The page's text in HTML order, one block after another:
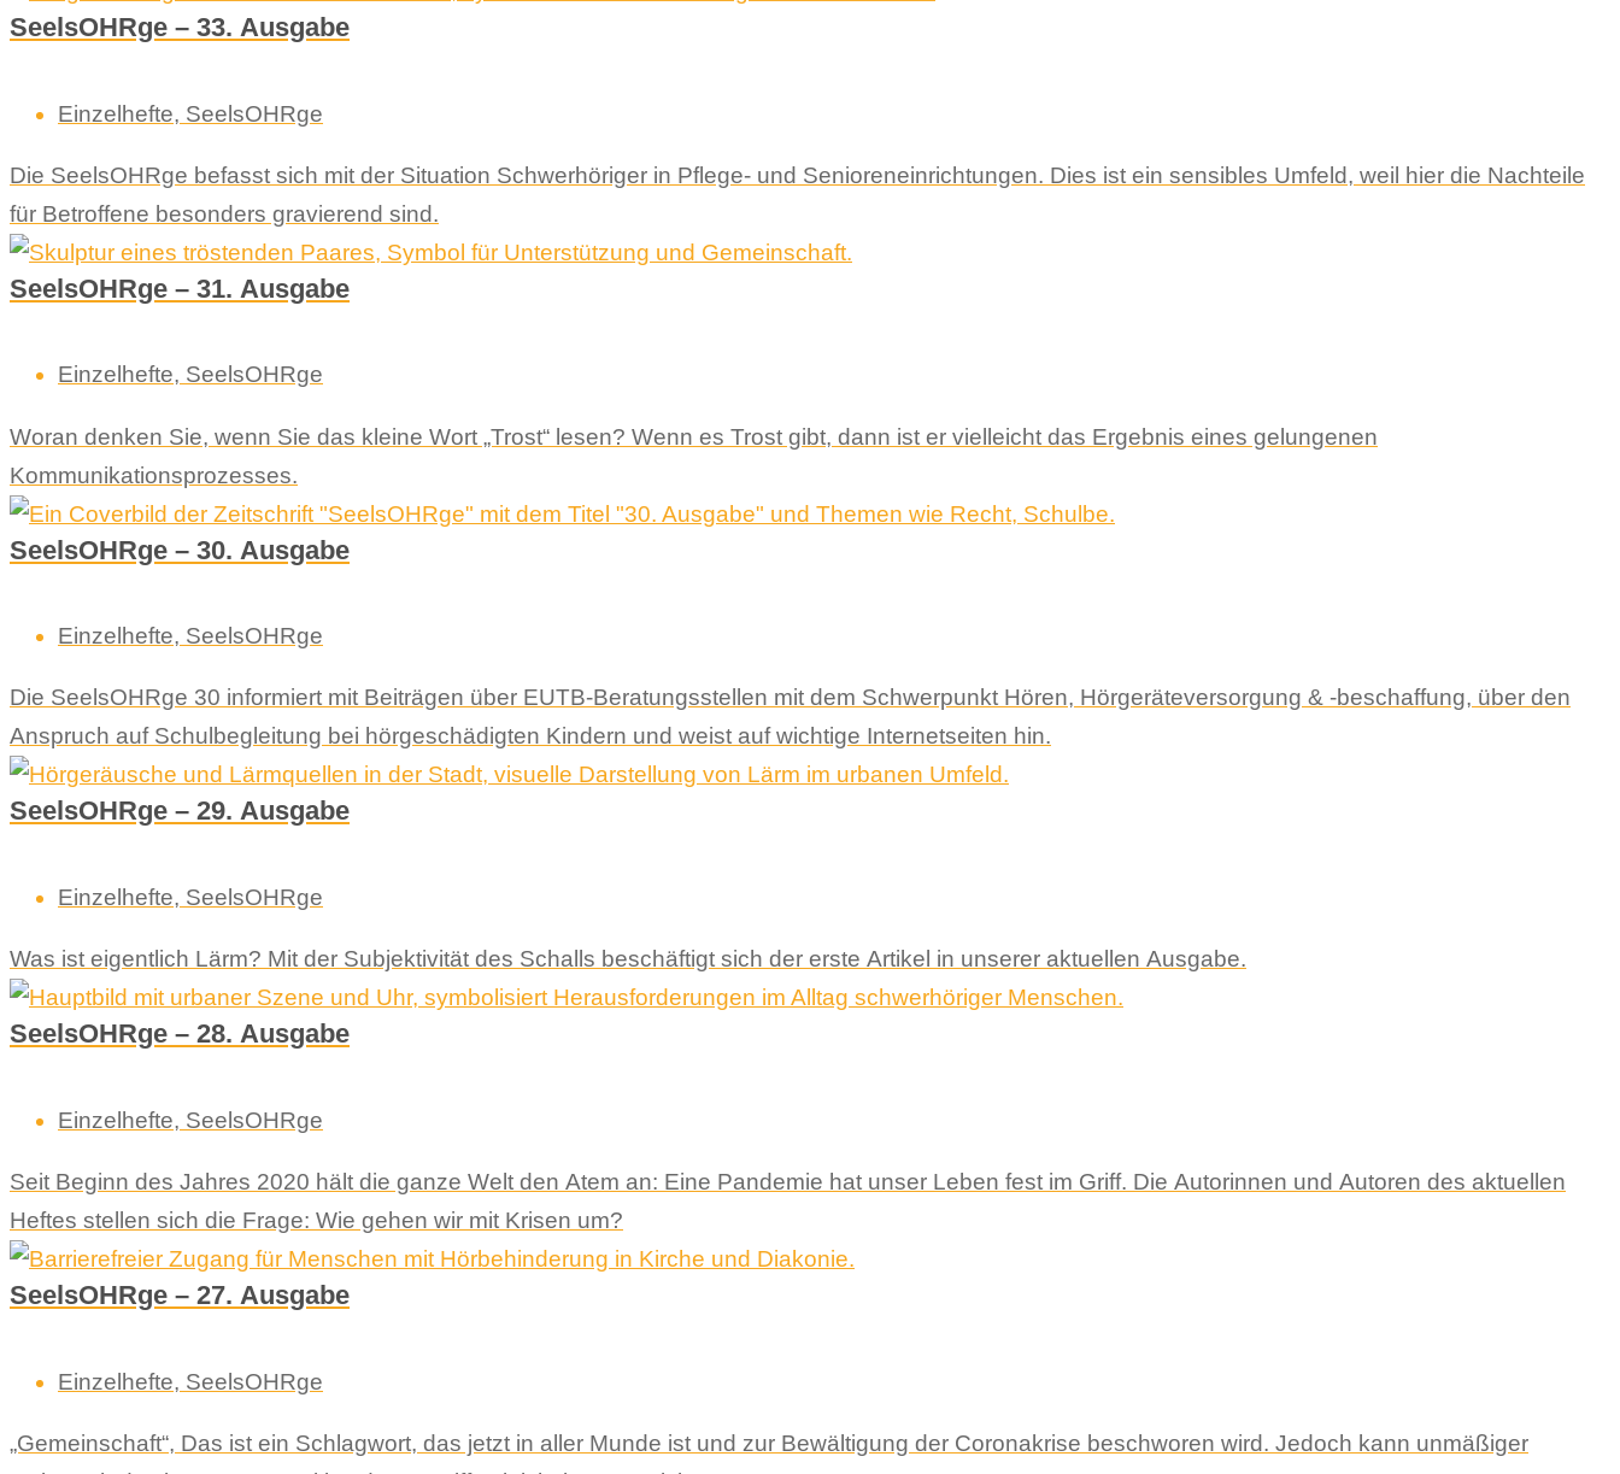
SeelsOHRge – 33. Ausgabe
Einzelhefte, SeelsOHRge
Die SeelsOHRge befasst sich mit der Situation Schwerhöriger in Pflege- und Senioreneinrichtungen. Dies ist ein sensibles Umfeld, weil hier die Nachteile
für Betroffene besonders gravierend sind.
SeelsOHRge – 31. Ausgabe
Einzelhefte, SeelsOHRge
Woran denken Sie, wenn Sie das kleine Wort „Trost“ lesen? Wenn es Trost gibt, dann ist er vielleicht das Ergebnis eines gelungenen
Kommunikationsprozesses.
SeelsOHRge – 30. Ausgabe
Einzelhefte, SeelsOHRge
Die SeelsOHRge 30 informiert mit Beiträgen über EUTB-Beratungsstellen mit dem Schwerpunkt Hören, Hörgeräteversorgung & -beschaffung, über den
Anspruch auf Schulbegleitung bei hörgeschädigten Kindern und weist auf wichtige Internetseiten hin.
SeelsOHRge – 29. Ausgabe
Einzelhefte, SeelsOHRge
Was ist eigentlich Lärm? Mit der Subjektivität des Schalls beschäftigt sich der erste Artikel in unserer aktuellen Ausgabe.
SeelsOHRge – 28. Ausgabe
Einzelhefte, SeelsOHRge
Seit Beginn des Jahres 2020 hält die ganze Welt den Atem an: Eine Pandemie hat unser Leben fest im Griff. Die Autorinnen und Autoren des aktuellen
Heftes stellen sich die Frage: Wie gehen wir mit Krisen um?
SeelsOHRge – 27. Ausgabe
Einzelhefte, SeelsOHRge
„Gemeinschaft“, Das ist ein Schlagwort, das jetzt in aller Munde ist und zur Bewältigung der Coronakrise beschworen wird. Jedoch kann unmäßiger